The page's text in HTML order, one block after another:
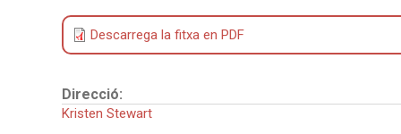
Descarrega la fitxa en PDF
Direcció:
Kristen Stewart